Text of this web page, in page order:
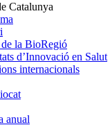
Catalunya
la BioRegió
d’Innovació en Salut
internacionals
anual